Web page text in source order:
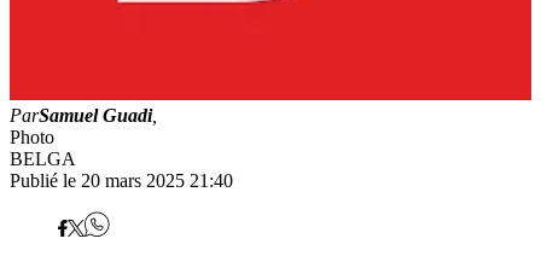
ParSamuel Guadi,
Photo
BELGA
Publié le 20 mars 2025 21:40